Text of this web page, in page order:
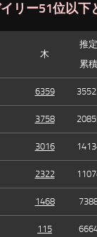
リー51位以下
木
推定
累積
6359
3758
3016
2322
1468
115